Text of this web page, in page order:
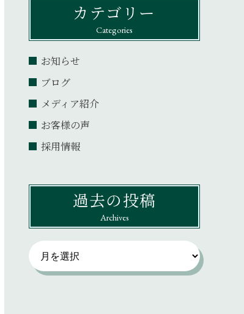
カテゴリー
Categories
お知らせ
ブログ
メディア紹介
お客様の声
採用情報
過去の投稿
Archives